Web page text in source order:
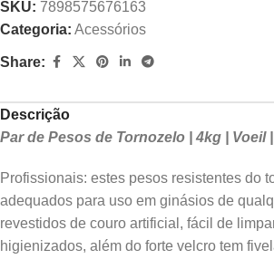
SKU: 7898575676163
Categoria: Acessórios
Share:
Descrição
Par de Pesos de Tornozelo | 4kg | Voeil
Profissionais: estes pesos resistentes do
adequados para uso em ginásios de
revestidos de couro artificial, fácil de
higienizados, além do forte velcro tem